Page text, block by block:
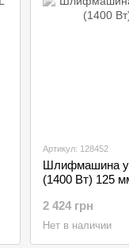
Артикул: 128452
Шлифмашина
(1400 Вт) 125
2 424 грн
Нет в наличии